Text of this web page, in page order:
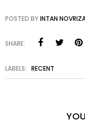
POSTED BYINTAN
SHARE:
LABELS: RECENT